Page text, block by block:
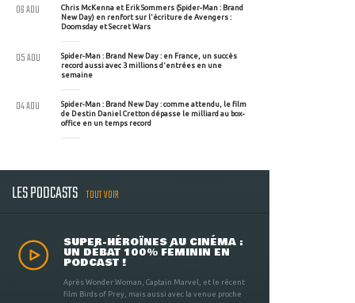
Chris McKenna et Erik Sommers (Spider-Man : Brand
New Day) en renfort sur l'écriture de Avengers :
Doomsday et Secret Wars
06 AOU
Spider-Man : Brand New Day : en France, un succès
record aussi avec 3 millions d'entrées en une
semaine
05 AOU
Spider-Man : Brand New Day : comme attendu, le film
de Destin Daniel Cretton dépasse le milliard au box-
office en un temps record
04 AOU
LES PODCASTS TOUT VOIR
SUPER-HÉROÏNES AU CINÉMA :
UN DÉBAT 100% FÉMININ EN
PODCAST !
Après Wonder Woman, Captain Marvel, et le récent
film Birds of Prey, mais aussi avec la venue proche